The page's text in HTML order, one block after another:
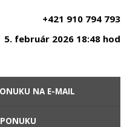
+421 910 794 793
5. február 2026 18:48 hod
NA E-MAIL